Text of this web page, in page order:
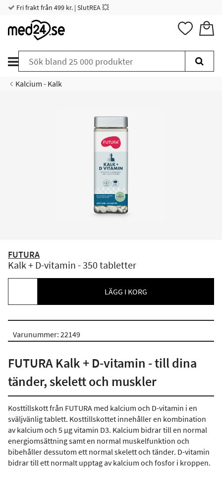
Fri frakt från 499 kr. | SlutREA 💥
Kalcium - Kalk
FUTURA
Kalk + D-vitamin - 350 tabletter
LÄGG I KORG
Varunummer: 22149
FUTURA Kalk + D-vitamin - till dina
tänder, skelett och muskler
Kosttillskott från FUTURA med kalcium och D-vitamin i en
sväljvänlig tablett. Kosttillskottet innehåller en kombination
av kalcium och 5 µg vitamin D3. Kalcium bidrar till en normal
energiomsättning samt en normal muskelfunktion och
bibehåller dessutom ett normal skelett och tänder. D-vitamin
bidrar till ett normalt upptag av kalcium och fosfor i kroppen.